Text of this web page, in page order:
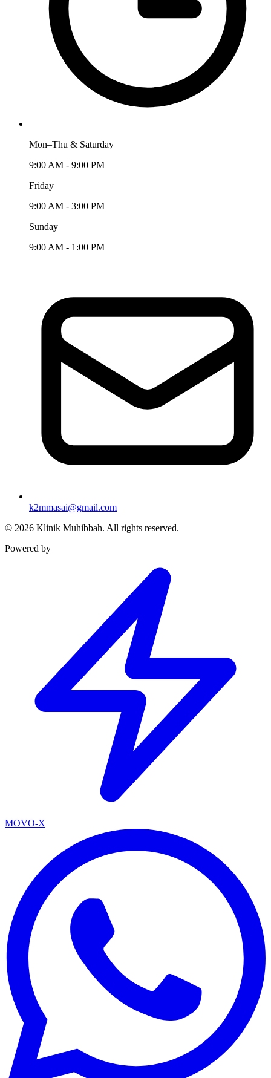
Mon–Thu & Saturday
9:00 AM - 9:00 PM
Friday
9:00 AM - 3:00 PM
Sunday
9:00 AM - 1:00 PM
k2mmasai@gmail.com
© 2026 Klinik Muhibbah. All rights reserved.
Powered by
MOVO-X